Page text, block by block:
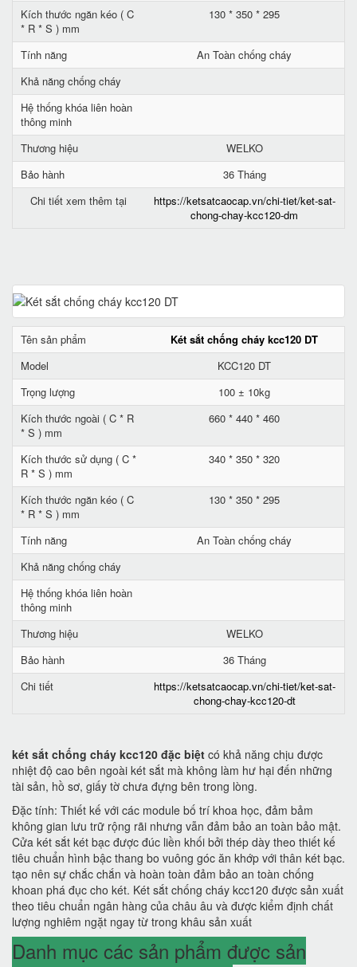
Kích thước ngăn kéo ( C
* R * S ) mm
130 * 350 * 295
Tính năng
An Toàn chống cháy
Khả năng chống cháy
Hệ thống khóa liên hoàn
thông minh
Thương hiệu
WELKO
Bảo hành
36 Tháng
Chi tiết xem thêm tại
https://ketsatcaocap.vn/chi-tiet/ket-sat-
chong-chay-kcc120-dm
Tên sản phẩm
Két sắt chống cháy kcc120 DT
Model
KCC120 DT
Trọng lượng
100 ± 10kg
Kích thước ngoài ( C * R
* S ) mm
660 * 440 * 460
Kích thước sử dụng ( C *
R * S ) mm
340 * 350 * 320
Kích thước ngăn kéo ( C
* R * S ) mm
130 * 350 * 295
Tính năng
An Toàn chống cháy
Khả năng chống cháy
Hệ thống khóa liên hoàn
thông minh
Thương hiệu
WELKO
Bảo hành
36 Tháng
Chi tiết
https://ketsatcaocap.vn/chi-tiet/ket-sat-
chong-chay-kcc120-dt
két sắt chống cháy kcc120 đặc biệt có khả năng chịu được
nhiệt độ cao bên ngoài két sắt mà không làm hư hại đến những
tài sản, hồ sơ, giấy tờ chưa đựng bên trong lòng.
Đặc tính: Thiết kế với các module bố trí khoa học, đảm bảm
không gian lưu trữ rộng rãi nhưng vẫn đảm bảo an toàn bảo mật.
Cửa két sắt két bạc được đúc liền khối bởi thép dày theo thiết kế
tiêu chuẩn hình bậc thang bo vuông góc ăn khớp với thân két bạc.
tạo nên sự chắc chắn và hoàn toàn đảm bảo an toàn chống
khoan phá đục cho két. Két sắt chống cháy kcc120 được sản xuất
theo tiêu chuẩn ngân hàng của châu âu và được kiểm định chất
lượng nghiêm ngặt ngay từ trong khâu sản xuất
Danh mục các sản phẩm được sản